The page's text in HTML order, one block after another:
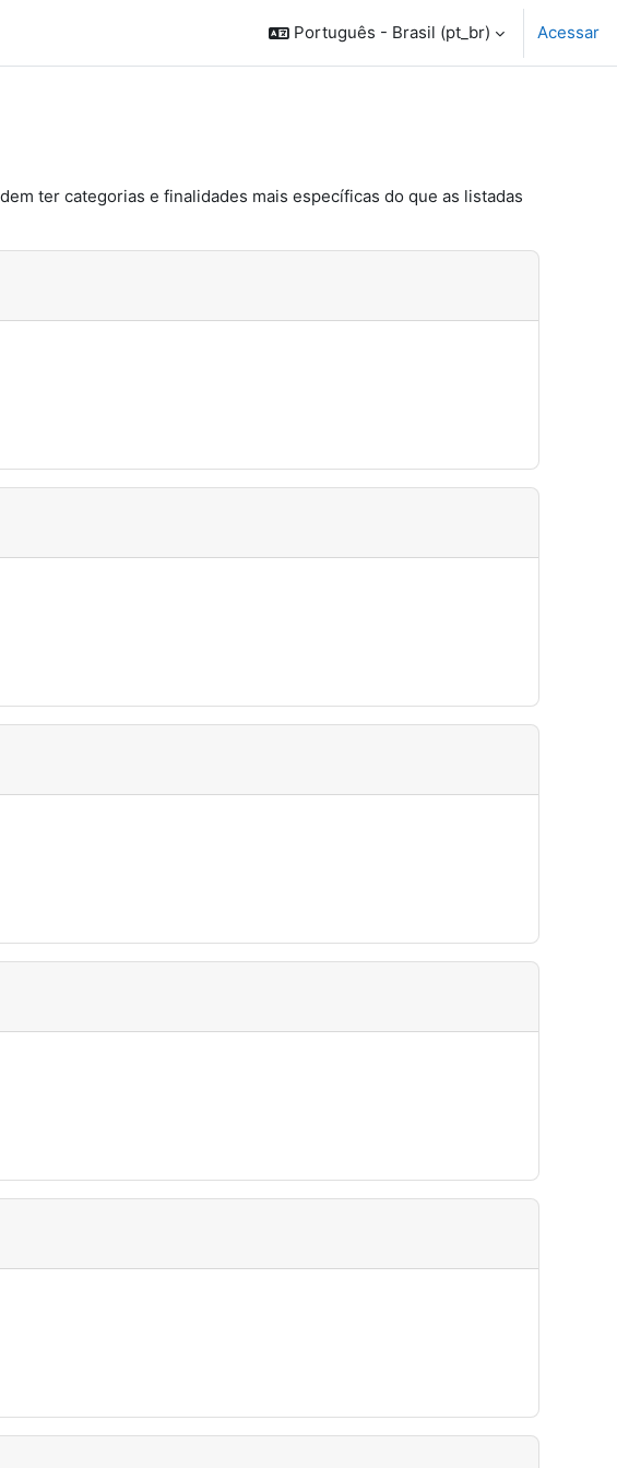
Português - Brasil ‎(pt_br)‎ Acessar
ter categorias e finalidades mais específicas do que as listadas